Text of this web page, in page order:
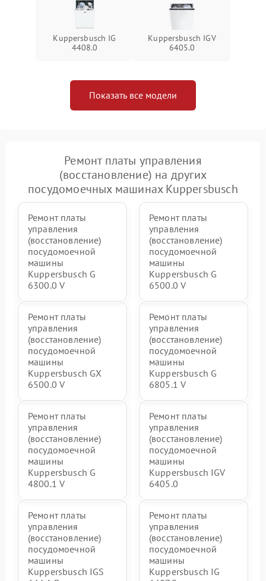
Kuppersbusch IG
4408.0
Kuppersbusch IGV
6405.0
Показать все модели
Ремонт платы управления
(восстановление) на других
посудомоечных машинах Kuppersbusch
Ремонт платы
управления
(восстановление)
посудомоечной
машины
Kuppersbusch G
6300.0 V
Ремонт платы
управления
(восстановление)
посудомоечной
машины
Kuppersbusch G
6500.0 V
Ремонт платы
управления
(восстановление)
посудомоечной
машины
Kuppersbusch GX
6500.0 V
Ремонт платы
управления
(восстановление)
посудомоечной
машины
Kuppersbusch G
6805.1 V
Ремонт платы
управления
(восстановление)
посудомоечной
машины
Kuppersbusch G
4800.1 V
Ремонт платы
управления
(восстановление)
посудомоечной
машины
Kuppersbusch IGV
6405.0
Ремонт платы
управления
(восстановление)
посудомоечной
машины
Kuppersbusch IGS
Ремонт платы
управления
(восстановление)
посудомоечной
машины
Kuppersbusch IG